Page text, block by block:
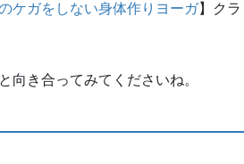
ケガをしない身体作りヨーガ】クラ
向き合ってみてくださいね。